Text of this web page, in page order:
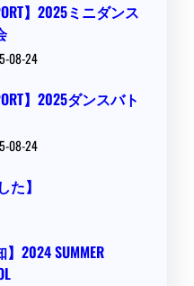
】2025ミニダンス
08-24
】2025ダンスバト
08-24
た】
】2024 SUMMER